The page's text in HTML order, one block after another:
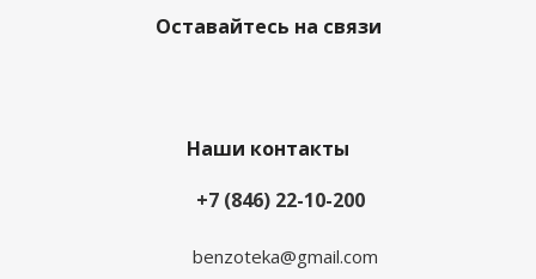
Оставайтесь на связи
Наши контакты
+7 (846) 22-10-200
benzoteka@gmail.com